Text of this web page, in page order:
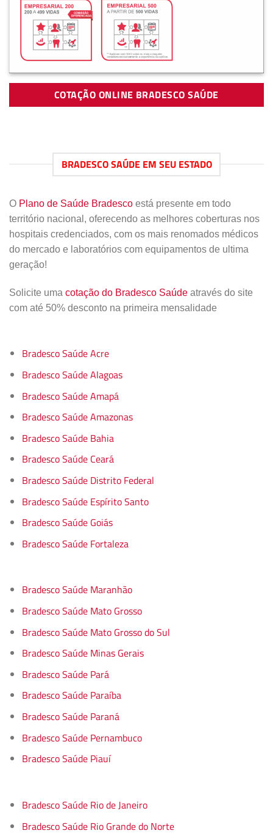
COTAÇÃO ONLINE BRADESCO SAÚDE
BRADESCO SAÚDE EM SEU ESTADO
O Plano de Saúde Bradesco está presente em todo
território nacional, oferecendo as melhores coberturas nos
hospitais credenciados, com os mais renomados médicos
do mercado e laboratórios com equipamentos de ultima
geração!
Solicite uma cotação do Bradesco Saúde através do site
com até 50% desconto na primeira mensalidade
Bradesco Saúde Acre
Bradesco Saúde Alagoas
Bradesco Saúde Amapá
Bradesco Saúde Amazonas
Bradesco Saúde Bahia
Bradesco Saúde Ceará
Bradesco Saúde Distrito Federal
Bradesco Saúde Espírito Santo
Bradesco Saúde Goiás
Bradesco Saúde Fortaleza
Bradesco Saúde Maranhão
Bradesco Saúde Mato Grosso
Bradesco Saúde Mato Grosso do Sul
Bradesco Saúde Minas Gerais
Bradesco Saúde Pará
Bradesco Saúde Paraíba
Bradesco Saúde Paraná
Bradesco Saúde Pernambuco
Bradesco Saúde Piauí
Bradesco Saúde Rio de Janeiro
Bradesco Saúde Rio Grande do Norte